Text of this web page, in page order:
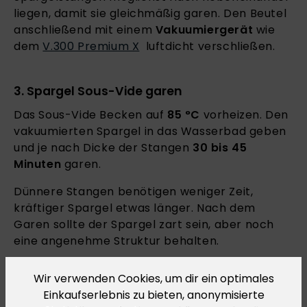
liegen, damit sie gleichmäßig garen. Den Beutel
anschließend mit einem Vakuumiergerät wie
demV.300 Premium X luftdicht verschließen.
3. Spargel Sous-Vide garen
Das Sous-Vide Becken auf 85 °C vorheizen. Den
vakuumierten Spargel in das Wasserbad geben
und je nach Dicke der Stangen 30 bis 45
Minuten garen.
Dünnere Stangen benötigen weniger Zeit,
kräftiger Spargel etwas länger. Nach dem
Garen sollte der Spargel zart sein, aber noch
eine angenehme Struktur behalten.
Vide Garennoch kurz in einer Pfanne mit der
aromatischen Miso-Butter aus dem Beutel
Wir verwenden Cookies, um dir ein optimales
Einkaufserlebnis zu bieten, anonymisierte